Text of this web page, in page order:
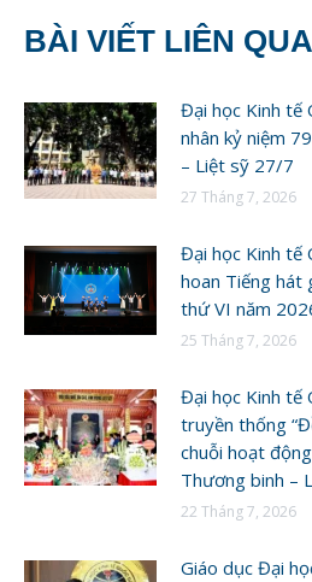
BÀI VIẾT LIÊN
Đại học Kinh tế
nhân kỷ niệm
– Liệt sỹ 27/7
27 Tháng 7, 2026
Đại học Kinh tế
hoan Tiếng hát
thứ VI năm
25 Tháng 7, 2026
Đại học Kinh tế
truyền thống
chuỗi hoạt
Thương binh –
22 Tháng 7, 2026
Giáo dục Đại